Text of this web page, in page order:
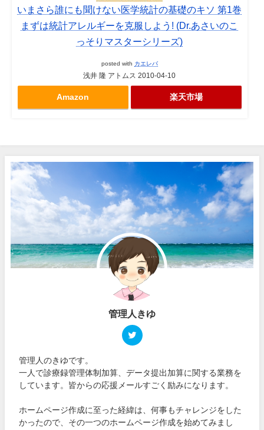
いまさら誰にも聞けない医学統計の基礎のキソ 第1巻
まずは統計アレルギーを克服しよう! (Dr.あさいのこ
っそりマスターシリーズ)
posted with カエレバ
浅井 隆 アトムス 2010-04-10
Amazon 楽天市場
管理人きゆ
管理人のきゆです。
一人で診療録管理体制加算、データ提出加算に関する業務を
しています。皆からの応援メールすごく励みになります。
ホームページ作成に至った経緯は、何事もチャレンジをした
かったので、その一つのホームページ作成を始めてみまし